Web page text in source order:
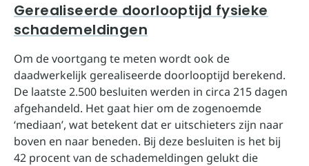
Gerealiseerde doorlooptijd fysieke
schademeldingen
Om de voortgang te meten wordt ook de
daadwerkelijk gerealiseerde doorlooptijd berekend.
De laatste 2.500 besluiten werden in circa 215 dagen
afgehandeld. Het gaat hier om de zogenoemde
‘mediaan’, wat betekent dat er uitschieters zijn naar
boven en naar beneden. Bij deze besluiten is het bij
42 procent van de schademeldingen gelukt die